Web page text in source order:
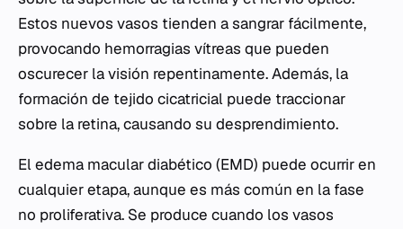
Estos nuevos vasos tienden a sangrar fácilmente,
provocando hemorragias vítreas que pueden
oscurecer la visión repentinamente. Además, la
formación de tejido cicatricial puede traccionar
sobre la retina, causando su desprendimiento.
El edema macular diabético (EMD) puede ocurrir en
cualquier etapa, aunque es más común en la fase
no proliferativa. Se produce cuando los vasos